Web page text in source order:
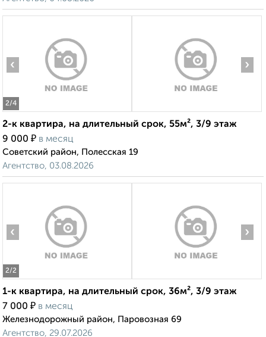
2/4
‹ ›
2-к квартира, на длительный срок, 55м², 3/9 этаж
9 000 ₽ в месяц
Советский район, Полесская 19
Агентство, 03.08.2026
2/2
‹ ›
1-к квартира, на длительный срок, 36м², 3/9 этаж
7 000 ₽ в месяц
Железнодорожный район, Паровозная 69
Агентство, 29.07.2026